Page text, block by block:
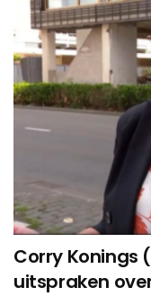
Corry Konings
uitspraken